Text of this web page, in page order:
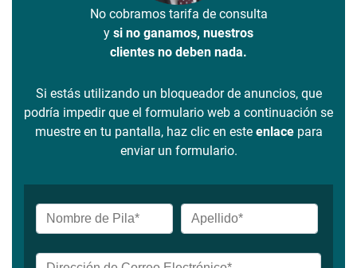
No cobramos tarifa de consulta
y si no ganamos, nuestros
clientes no deben nada.
Si estás utilizando un bloqueador de anuncios, que
podría impedir que el formulario web a continuación se
muestre en tu pantalla, haz clic en este enlacepara
enviar un formulario.